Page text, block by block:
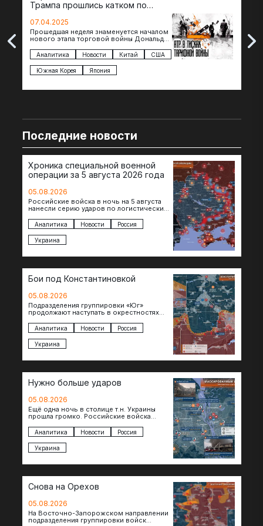
Трампа прошлись катком по
07.04.2025
Прошедшая неделя знаменуется началом
нового этапа торговой войны Дональда
импорта из более 100 стран…
Аналитика Новости Китай США
Южная Корея Япония
The
Последние новости
Хроника специальной военной
операции за 5 августа 2026 года
05.08.2026
Российские войска в ночь на 5 августа
нанесли серию ударов по логистическим
Днепропетровской областях. Под…
Аналитика Новости Россия
Украина
Бои под Константиновкой
05.08.2026
Подразделения группировки «Юг»
продолжают наступать в окрестностях
города. Пока на восточном фланге идут
ожесточенные бои за окраины…
Аналитика Новости Россия
Украина
Нужно больше ударов
05.08.2026
Ещё одна ночь в столице т.н. Украины
прошла громко. Российские войска
объекты и предприятия в Киеве и
окрестностях….
Аналитика Новости Россия
Украина
Снова на Орехов
05.08.2026
На Восточно-Запорожском направлении
подразделения группировки войск